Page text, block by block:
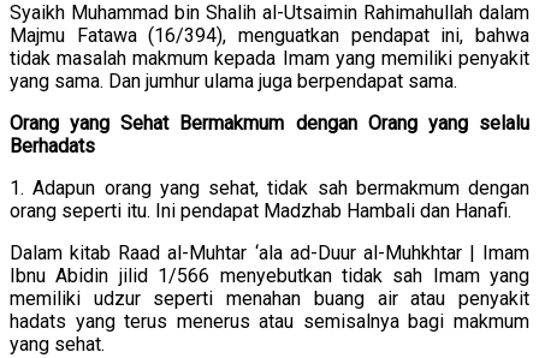
Syaikh Muhammad bin Shalih al-Utsaimin Rahimahullah dalam
Majmu Fatawa (16/394), menguatkan pendapat ini, bahwa
tidak masalah makmum kepada Imam yang memiliki penyakit
yang sama. Dan jumhur ulama juga berpendapat sama.
Orang yang Sehat Bermakmum dengan Orang yang selalu
Berhadats
1. Adapun orang yang sehat, tidak sah bermakmum dengan
orang seperti itu. Ini pendapat Madzhab Hambali dan Hanafi.
Dalam kitab Raad al-Muhtar ‘ala ad-Duur al-Muhkhtar | Imam
Ibnu Abidin jilid 1/566 menyebutkan tidak sah Imam yang
memiliki udzur seperti menahan buang air atau penyakit
hadats yang terus menerus atau semisalnya bagi makmum
yang sehat.